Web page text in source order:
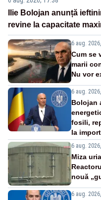
Ilie Bolojan anunță
revine la capacitate
6 aug.
Cum se
marii
Nu vor
6 aug.
Bolojan
fosili,
la
6 aug.
Miza
nouă
6 aug.